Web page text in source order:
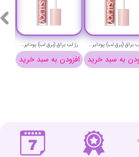
افزودن به سبد خرید
رژ لب براق (برق لب) پودایر شماره 14 - Pudaier silky lip gloss 14
افزودن به سبد خرید